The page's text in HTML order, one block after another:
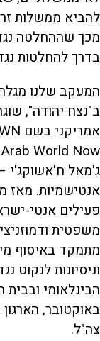
להביא ממשלות
מכך שההחלטה
בדרך להחלטות
המעקב שלנו
ב"נצח יהודה",
ג'מאל ח'אשוקג'י
אנטישמיות. מאז
פעילים אנטי-
מתמקד באיסוף
וניסיונות לנקוט
באוקטובר,
צה"ל.